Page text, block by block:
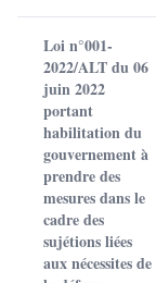
Loi n°001-
2022/ALT du 06
juin 2022
portant
habilitation du
gouvernement à
prendre des
mesures dans le
cadre des
sujétions liées
aux nécessites de